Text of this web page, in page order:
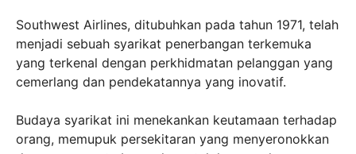
Southwest Airlines, ditubuhkan pada tahun 1971, telah
menjadi sebuah syarikat penerbangan terkemuka
yang terkenal dengan perkhidmatan pelanggan yang
cemerlang dan pendekatannya yang inovatif.
Budaya syarikat ini menekankan keutamaan terhadap
orang, memupuk persekitaran yang menyeronokkan